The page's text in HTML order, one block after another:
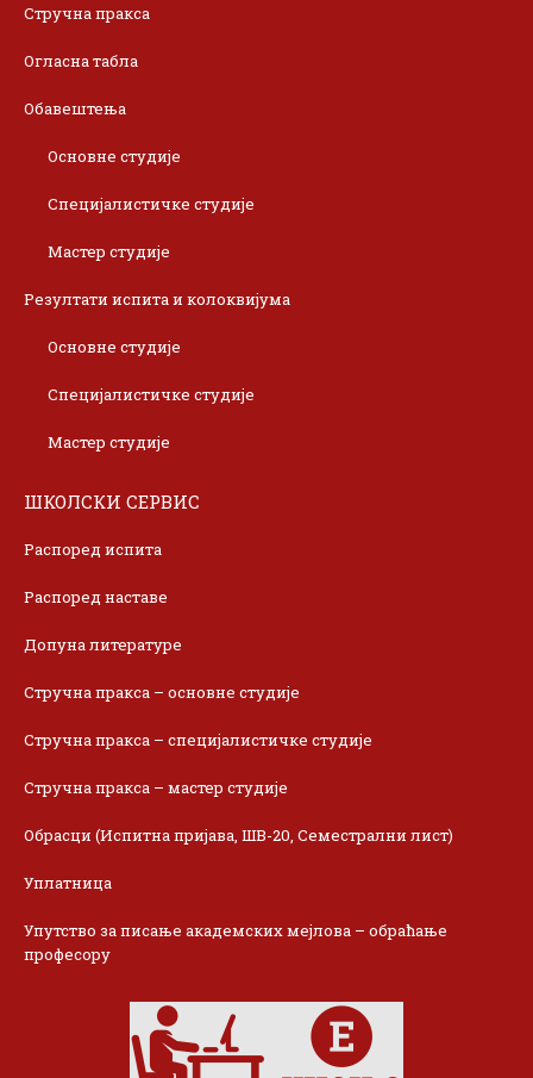
Стручна пракса
Огласна табла
Обавештења
Основне студије
Специјалистичке студије
Мастер студије
Резултати испита и колоквијума
Основне студије
Специјалистичке студије
Мастер студије
ШКОЛСКИ СЕРВИС
Распоред испита
Распоред наставе
Допуна литературе
Стручна пракса – основне студије
Стручна пракса – специјалистичке студије
Стручна пракса – мастер студије
Обрасци (Испитна пријава, ШВ-20, Семестрални лист)
Уплатница
Упутство за писање академских мејлова – обраћање
професору